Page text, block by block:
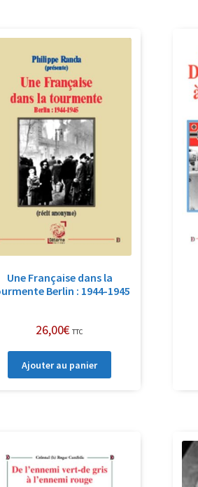
Une Française dans la
Berlin : 1944-1945
26,00€ TTC
Ajouter au panier